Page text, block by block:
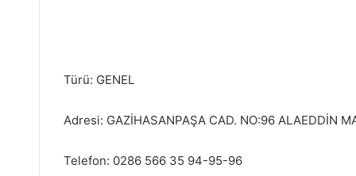
Türü: GENEL
Adresi: GAZİHASANPAŞA CAD. NO:96 ALAEDDİN
Telefon: 0286 566 35 94-95-96